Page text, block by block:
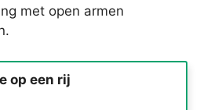
met open armen
op een rij